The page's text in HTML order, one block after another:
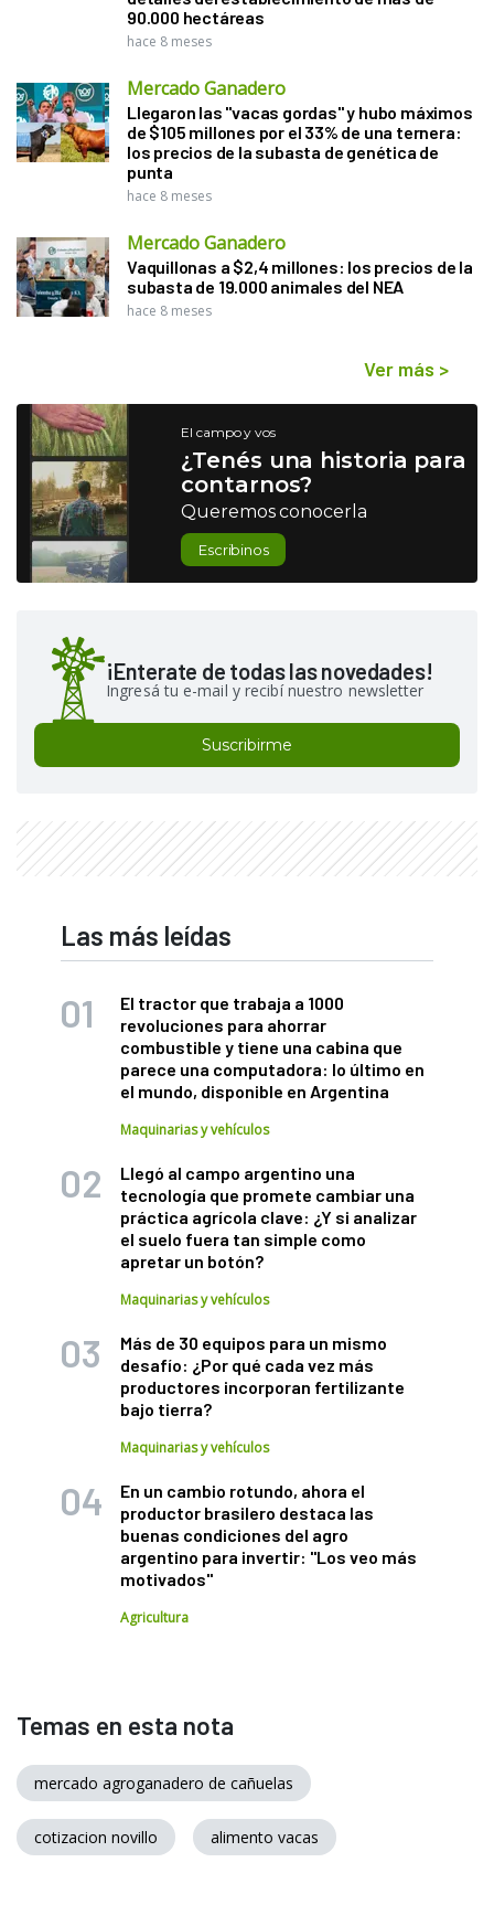
90.000 hectáreas
hace 8 meses
Mercado Ganadero
Llegaron las "vacas gordas" y hubo máximos
de $105 millones por el 33% de una ternera:
los precios de la subasta de genética de
punta
hace 8 meses
Mercado Ganadero
Vaquillonas a $2,4 millones: los precios de la
subasta de 19.000 animales del NEA
hace 8 meses
Ver más >
El campo y vos
¿Tenés una historia para
contarnos?
Queremos conocerla
Escribinos
¡Enterate de todas las novedades!
Ingresá tu e-mail y recibí nuestro newsletter
Suscribirme
Las más leídas
El tractor que trabaja a 1000
revoluciones para ahorrar
combustible y tiene una cabina que
parece una computadora: lo último en
el mundo, disponible en Argentina
Maquinarias y vehículos
Llegó al campo argentino una
tecnología que promete cambiar una
práctica agrícola clave: ¿Y si analizar
el suelo fuera tan simple como
apretar un botón?
Maquinarias y vehículos
Más de 30 equipos para un mismo
desafío: ¿Por qué cada vez más
productores incorporan fertilizante
bajo tierra?
Maquinarias y vehículos
En un cambio rotundo, ahora el
productor brasilero destaca las
buenas condiciones del agro
argentino para invertir: "Los veo más
motivados"
Agricultura
Temas en esta nota
mercado agroganadero de cañuelas
cotizacion novillo alimento vacas